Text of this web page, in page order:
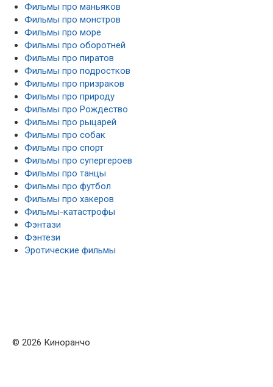
Фильмы про маньяков
Фильмы про монстров
Фильмы про море
Фильмы про оборотней
Фильмы про пиратов
Фильмы про подростков
Фильмы про призраков
Фильмы про природу
Фильмы про Рождество
Фильмы про рыцарей
Фильмы про собак
Фильмы про спорт
Фильмы про супергероев
Фильмы про танцы
Фильмы про футбол
Фильмы про хакеров
Фильмы-катастрофы
Фэнтази
Фэнтези
Эротические фильмы
© 2026 Киноранчо